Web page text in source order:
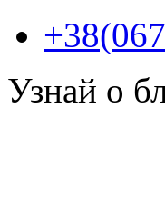
Узнай о